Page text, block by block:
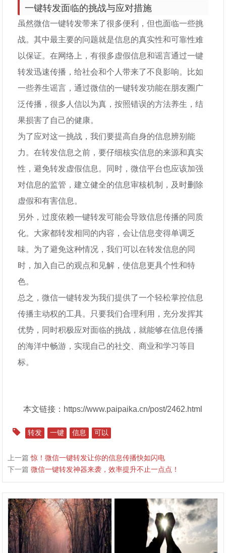
一键转发面临的挑战与应对措施
虽然微信一键转发带来了很多便利，但也面临一些挑
战。其中最主要的问题就是信息的真实性和可靠性难
以保证。在网络上，有很多虚假信息和谣言通过一键
转发迅速传播，给社会和个人带来了不良影响。比如
一些养生谣言，通过微信的一键转发功能在朋友圈广
泛传播，很多人信以为真，按照错误的方法养生，结
果损害了自己的健康。
为了应对这一挑战，我们要提高自身的信息辨别能
力。在转发信息之前，要仔细核实信息的来源和真实
性，避免转发虚假信息。同时，微信平台也应该加强
对信息的监管，建立健全的信息审核机制，及时删除
虚假和有害信息。
另外，过度依赖一键转发可能会导致信息传播的同质
化。大家都转发相同的内容，会让信息变得单调乏
味。为了避免这种情况，我们可以在转发信息的同
时，加入自己的观点和见解，使信息更具个性和特
色。
总之，微信一键转发为我们提供了一个轻松掌控信息
传播主动权的工具。只要我们合理利用，充分发挥其
优势，同时积极应对面临的挑战，就能够在信息传播
的海洋中畅游，实现自己的社交、商业和学习等目
标。
本文链接：https://www.paipaika.cn/post/2462.html
转发 一键 信息 可以
上一篇惊！微信一键转发让你的信息传播快如闪电
下一篇微信一键转发神器来袭，效率提升不止一点点！